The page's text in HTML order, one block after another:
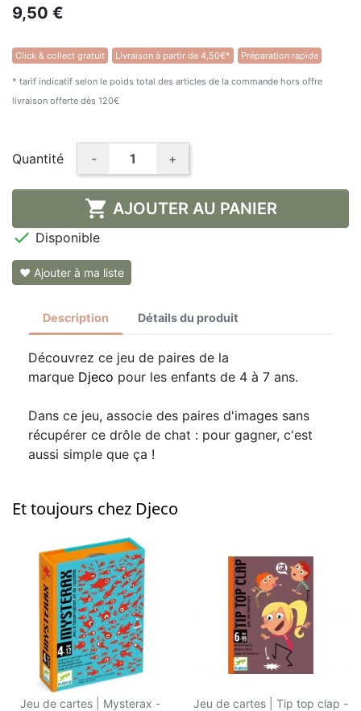
9,50 €
Click & collect gratuit Livraison à partir de 4,50€* Préparation rapide
* tarif indicatif selon le poids total des articles de la commande hors offre
livraison offerte dès 120€
Quantité - +
 AJOUTER AU PANIER
 Disponible
❤ Ajouter à ma liste
Description Détails du produit
Découvrez ce jeu de paires de la
marque Djeco pour les enfants de 4 à 7 ans.
Dans ce jeu, associe des paires d'images sans
récupérer ce drôle de chat : pour gagner, c'est
aussi simple que ça !
Et toujours chez Djeco
Jeu de cartes | Mysterax -
Jeu de cartes | Tip top clap -